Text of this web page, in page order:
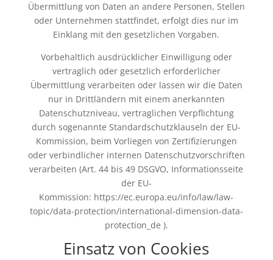
Übermittlung von Daten an andere Personen, Stellen
oder Unternehmen stattfindet, erfolgt dies nur im
Einklang mit den gesetzlichen Vorgaben.
Vorbehaltlich ausdrücklicher Einwilligung oder
vertraglich oder gesetzlich erforderlicher
Übermittlung verarbeiten oder lassen wir die Daten
nur in Drittländern mit einem anerkannten
Datenschutzniveau, vertraglichen Verpflichtung
durch sogenannte Standardschutzklauseln der EU-
Kommission, beim Vorliegen von Zertifizierungen
oder verbindlicher internen Datenschutzvorschriften
verarbeiten (Art. 44 bis 49 DSGVO, Informationsseite
der EU-
Kommission: https://ec.europa.eu/info/law/law-
topic/data-protection/international-dimension-data-
protection_de ).
Einsatz von Cookies